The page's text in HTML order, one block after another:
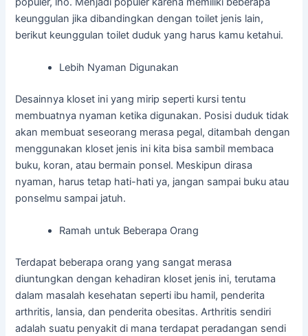
keunggulan jika dibandingkan dengan toilet jenis lain,
berikut keunggulan toilet duduk yang harus kamu ketahui.
Lebih Nyaman Digunakan
Desainnya kloset ini yang mirip seperti kursi tentu
membuatnya nyaman ketika digunakan. Posisi duduk tidak
akan membuat seseorang merasa pegal, ditambah dengan
menggunakan kloset jenis ini kita bisa sambil membaca
buku, koran, atau bermain ponsel. Meskipun dirasa
nyaman, harus tetap hati-hati ya, jangan sampai buku atau
ponselmu sampai jatuh.
Ramah untuk Beberapa Orang
Terdapat beberapa orang yang sangat merasa
diuntungkan dengan kehadiran kloset jenis ini, terutama
dalam masalah kesehatan seperti ibu hamil, penderita
arthritis, lansia, dan penderita obesitas. Arthritis sendiri
adalah suatu penyakit di mana terdapat peradangan sendi